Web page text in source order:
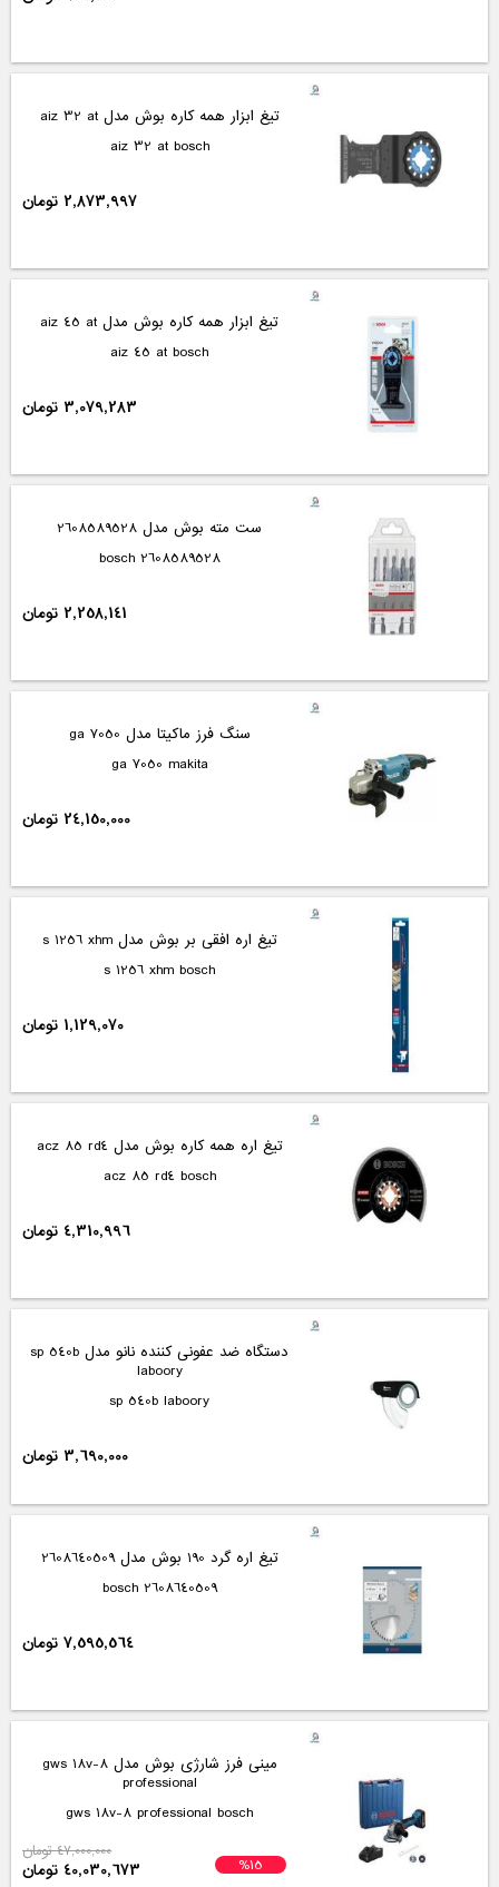
تیغ ابزار همه کاره بوش مدل aiz 32 at
aiz 32 at bosch
2,873,997 تومان
تیغ ابزار همه کاره بوش مدل aiz 45 at
aiz 45 at bosch
3,079,283 تومان
ست مته بوش مدل 2608589528
2608589528 bosch
2,258,141 تومان
سنگ فرز ماکیتا مدل ga 7050
ga 7050 makita
24,150,000 تومان
تیغ اره افقی بر بوش مدل s 1256 xhm
s 1256 xhm bosch
1,129,070 تومان
تیغ اره همه کاره بوش مدل acz 85 rd4
acz 85 rd4 bosch
4,310,996 تومان
دستگاه ضد عفونی کننده نانو مدل sp 540b
laboory
sp 540b laboory
3,690,000 تومان
تیغ اره گرد 190 بوش مدل 2608640509
2608640509 bosch
7,595,564 تومان
مینی فرز شارژی بوش مدل gws 18v-8
professional
gws 18v-8 professional bosch
%15
47,000,000 تومان
40,030,673 تومان